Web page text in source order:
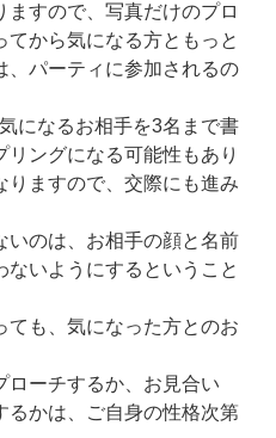
すので、写真だけのプロ
から気になる方ともっと
、パーティに参加されるの
になるお相手を3名まで書
リングになる可能性もあり
りますので、交際にも進み
いのは、お相手の顔と名前
ないようにするということ
ても、気になった方とのお
ローチするか、お見合い
るかは、ご自身の性格次第